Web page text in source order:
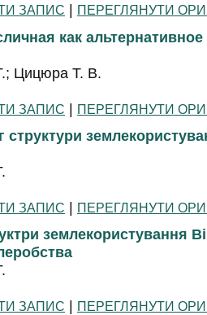
ЗАПИС | ПЕРЕГЛЯНУТИ
как
Цицюра Т. В.
ЗАПИС | ПЕРЕГЛЯНУТИ
структури
ЗАПИС | ПЕРЕГЛЯНУТИ
землекористування
ЗАПИС | ПЕРЕГЛЯНУТИ